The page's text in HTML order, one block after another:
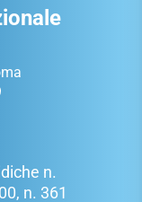
n.
n. 361